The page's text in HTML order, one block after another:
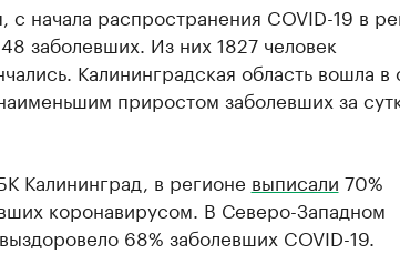
начала распространения COVID-19 в
заболевших. Из них 1827 человек
Калининградская область вошла в
приростом заболевших за
Калининград, в регионе выписали 70%
коронавирусом. В Северо-Западном
68% заболевших COVID-19.